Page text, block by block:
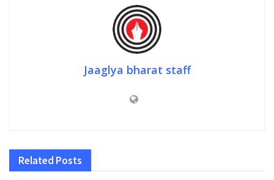
Jaaglya bharat staff
Related Posts